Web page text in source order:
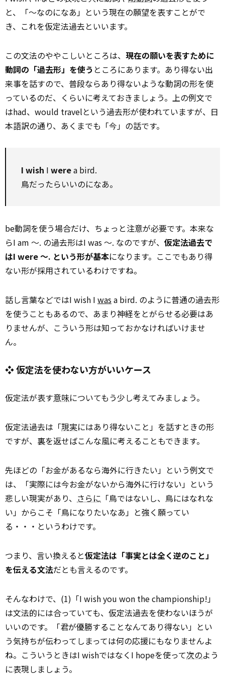
と、「～なのになあ」という現在の願望を表すことがで
き、これを仮定法過去といいます。
この文法のややこしいところは、 現在の願いを表すために
動詞の「過去形」を使う ところにあります。あり得ない出
来事を話すので、普段ならあり得ないような動詞の形を使
っているのだ、くらいに考えておきましょう。上の例文で
はhad、would travelという過去形が使われていますが、日
本語訳の通り、あくまでも「今」の話です。
I wish I werea bird.
鳥だったらいいのになあ。
be動詞を使う場合だけ、ちょっと注意が必要です。本来な
らI am ～. の過去形はI was ～. なのですが、 仮定法過去で
はI were ～. という形が基本になります。ここでもあり得
ない形が採用されているわけですね。
話し言葉などではI wish I wasa bird. のように普通の過去形
を使うこともあるので、あまり神経をとがらせる必要はあ
りませんが、こういう形は知っておかなければいけませ
ん。
❖ 仮定法を使わない方がいいケース
仮定法が表す意味についてもう少し考えてみましょう。
仮定法過去は「現実にはあり得ないこと」を話すときの形
ですが、裏を返せばこんな風に考えることもできます。
先ほどの「お金があるなら海外に行きたい」という例文で
は、「実際には今お金がないから海外に行けない」という
悲しい現実があり、 さらに 「鳥ではないし、鳥にはなれな
い」からこそ「鳥になりたいなあ」と強く願ってい
る・・・というわけです。
つまり、言い換えると仮定法は「事実とは全く逆のこと」
を伝える文法だとも言えるのです。
そんなわけで、(1)「I wish you won the championship!」
は文法的には合っていても、仮定法過去を使わないほうが
いいのです。「君が優勝することなんてあり得ない」とい
う気持ちが伝わってしまっては何の応援にもなりませんよ
ね。こういうときはI wishではなくI hopeを使って次のよう
に表現しましょう。